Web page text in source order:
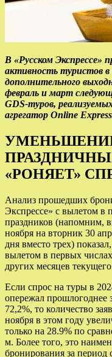
В «Русском Экспрессе»
активность туристов в
дополнительного
февраль и март
GDS-туров,
агрегатор Online
«РОНЯЕТ»
Анализ прошедших
Экспрессе» с вылетом в
праздников (напомним,
ноября на вторник 30
дня вместо трех)
вылетом в первых
других месяцев
Если спрос на туры в
опережал прошлогоднее
72,2%, то количество
ноября в этом году
только на 28.9% по
м. Более того, это
бронирования за период